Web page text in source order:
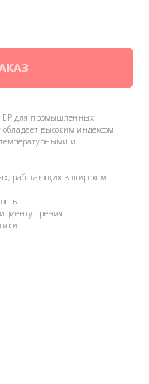
EP для промышленных
высоким индексом
и
работающих в широком
трения